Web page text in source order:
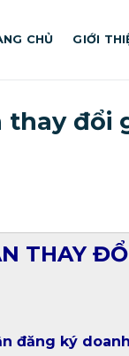
CHỦ GIỚI
thay đổi
THAY
đăng ký